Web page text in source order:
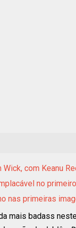
com Keanu
no
nas primeiras
mais badass